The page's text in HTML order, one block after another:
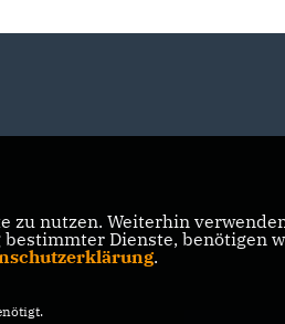
zu nutzen. Weiterhin
Dienste,
.